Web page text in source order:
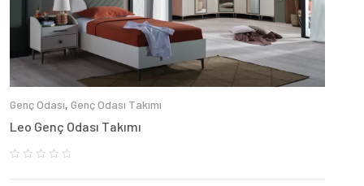
Genç Odası, Genç Odası Takımı
Leo Genç Odası Takımı